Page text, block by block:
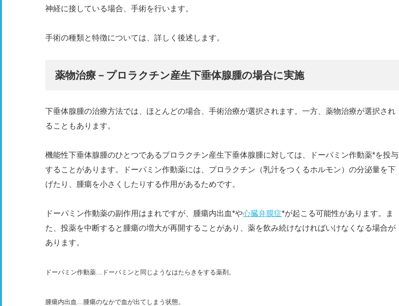
神経に接している場合、手術を行います。
手術の種類と特徴については、詳しく後述します。
薬物治療－プロラクチン産生下垂体腺腫の場合に実施
下垂体腺腫の治療方法では、ほとんどの場合、手術治療が選択されます。一方、薬物治療が選択され
ることもあります。
機能性下垂体腺腫のひとつであるプロラクチン産生下垂体腺腫に対しては、ドーパミン作動薬*を投与
することがあります。ドーパミン作動薬には、プロラクチン（乳汁をつくるホルモン）の分泌量を下
げたり、腫瘍を小さくしたりする作用があるためです。
ドーパミン作動薬の副作用はまれですが、腫瘍内出血*や心臓弁膜症*が起こる可能性があります。ま
た、投薬を中断すると腫瘍の増大が再開することがあり、薬を飲み続けなければいけなくなる場合が
あります。
ドーパミン作動薬…ドーパミンと同じようなはたらきをする薬剤。
腫瘍内出血…腫瘍のなかで血が出てしまう状態。